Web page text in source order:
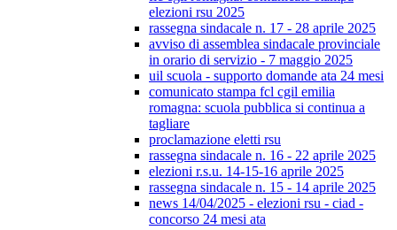
elezioni rsu 2025
rassegna sindacale n. 17 - 28 aprile 2025
avviso di assemblea sindacale provinciale
in orario di servizio - 7 maggio 2025
uil scuola - supporto domande ata 24 mesi
comunicato stampa fcl cgil emilia
romagna: scuola pubblica si continua a
tagliare
proclamazione eletti rsu
rassegna sindacale n. 16 - 22 aprile 2025
elezioni r.s.u. 14-15-16 aprile 2025
rassegna sindacale n. 15 - 14 aprile 2025
news 14/04/2025 - elezioni rsu - ciad -
concorso 24 mesi ata